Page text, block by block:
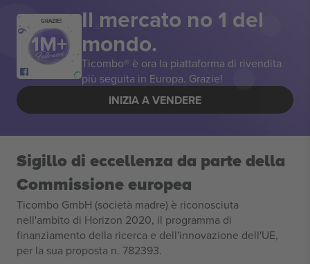
GRAZIE! Il mercato no 1 del
mondo.
Ticombo® è ora la piattaforma di rivendita
più seguita in Europa. Grazie!
INIZIA A VENDERE
Sigillo di eccellenza da parte della
Commissione europea
Ticombo GmbH (società madre) è riconosciuta
nell'ambito di Horizon 2020, il programma di
finanziamento della ricerca e dell'innovazione dell'UE,
per la sua proposta n. 782393.